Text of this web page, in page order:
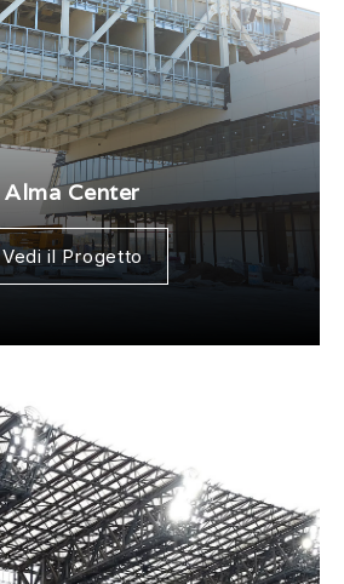
Alma Center
Vedi il Progetto